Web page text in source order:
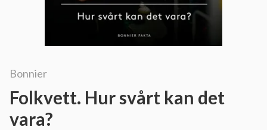
Bonnier
Folkvett. Hur svårt kan det
vara?